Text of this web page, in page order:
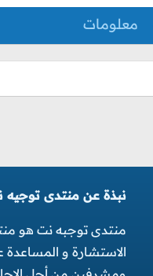
معلومات
نبذة عن منتدى توجيه
منتدى توجبه نت هو
الاستشارة و